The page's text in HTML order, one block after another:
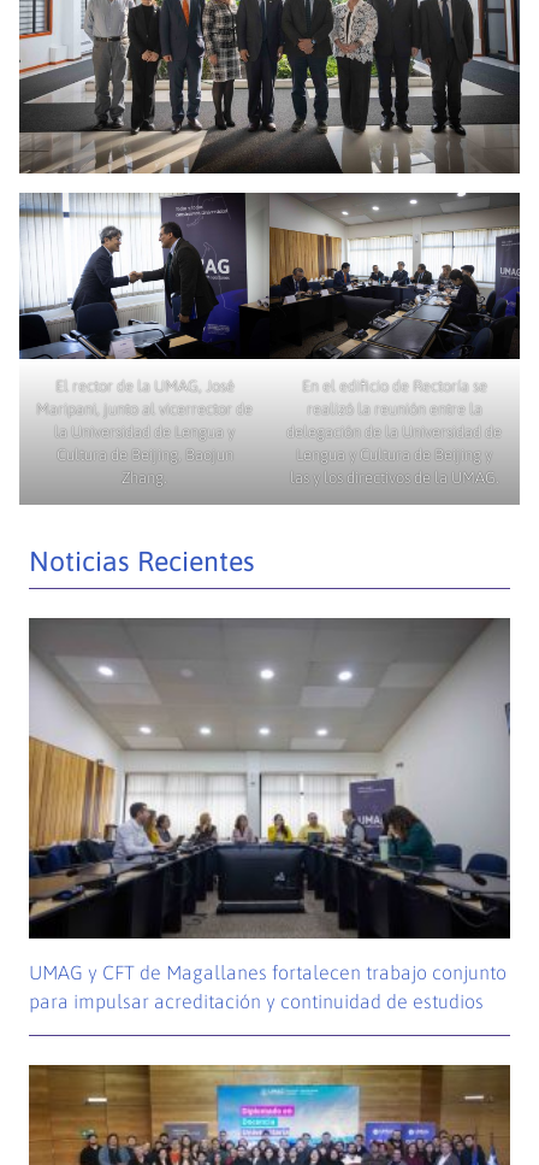
El rector de la UMAG, José
Maripani, junto al vicerrector de
la Universidad de Lengua y
Cultura de Beijing, Baojun
Zhang.
En el edificio de Rectoría se
realizó la reunión entre la
delegación de la Universidad de
Lengua y Cultura de Beijing y
las y los directivos de la UMAG.
Noticias Recientes
UMAG y CFT de Magallanes fortalecen trabajo conjunto
para impulsar acreditación y continuidad de estudios